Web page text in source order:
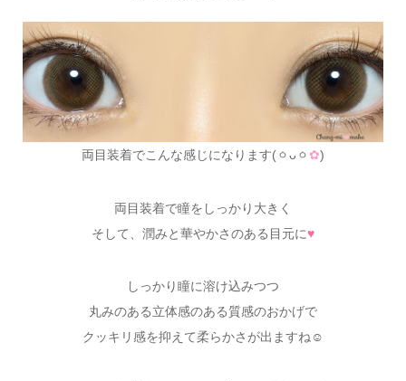
両目装着でこんな感じになります(ㆁᴗㆁ ✿)
両目装着で瞳をしっかり大きく
そして、潤みと華やかさのある目元に♥
しっかり瞳に溶け込みつつ
丸みのある立体感のある質感のおかげで
クッキリ感を抑えて柔らかさが出ますね☺